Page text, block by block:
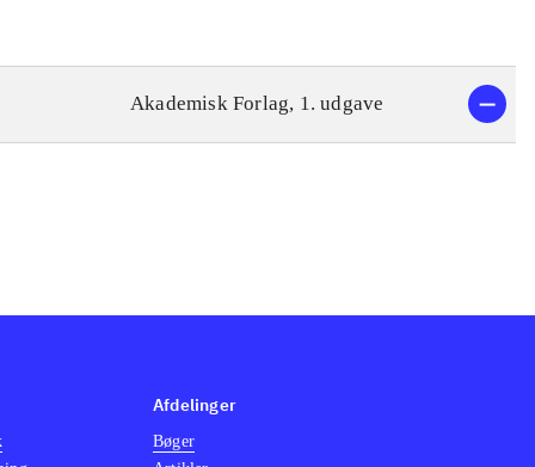
Akademisk Forlag, 1. udgave
Afdelinger
Bøger